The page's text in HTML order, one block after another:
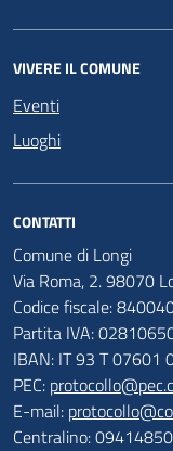
VIVERE IL COMUNE
Eventi
Luoghi
CONTATTI
Comune di Longi
Via Roma, 2. 98070
Codice fiscale:
Partita IVA:
IBAN: IT 93 T
PEC:
E-mail:
Centralino: